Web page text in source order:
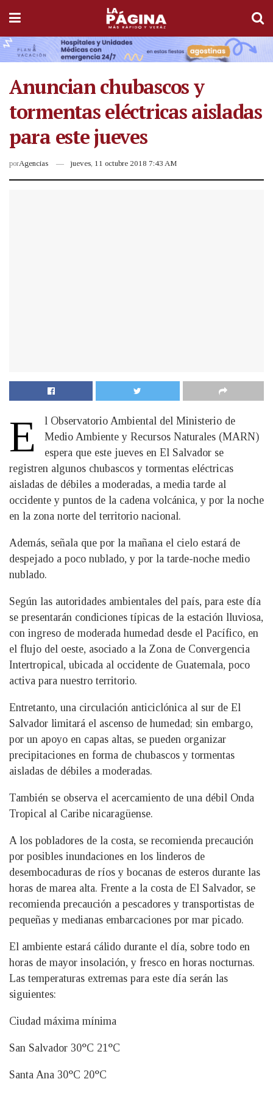
Anuncian chubascos y
tormentas eléctricas aisladas
para este jueves
porAgencias jueves, 11 octubre 2018 7:43 AM
E
l Observatorio Ambiental del Ministerio de
Medio Ambiente y Recursos Naturales (MARN)
espera que este jueves en El Salvador se
registren algunos chubascos y tormentas eléctricas
aisladas de débiles a moderadas, a media tarde al
occidente y puntos de la cadena volcánica, y por la noche
en la zona norte del territorio nacional.
Además, señala que por la mañana el cielo estará de
despejado a poco nublado, y por la tarde-noche medio
nublado.
Según las autoridades ambientales del país, para este día
se presentarán condiciones típicas de la estación lluviosa,
con ingreso de moderada humedad desde el Pacífico, en
el flujo del oeste, asociado a la Zona de Convergencia
Intertropical, ubicada al occidente de Guatemala, poco
activa para nuestro territorio.
Entretanto, una circulación anticiclónica al sur de El
Salvador limitará el ascenso de humedad; sin embargo,
por un apoyo en capas altas, se pueden organizar
precipitaciones en forma de chubascos y tormentas
aisladas de débiles a moderadas.
También se observa el acercamiento de una débil Onda
Tropical al Caribe nicaragüense.
A los pobladores de la costa, se recomienda precaución
por posibles inundaciones en los linderos de
desembocaduras de ríos y bocanas de esteros durante las
horas de marea alta. Frente a la costa de El Salvador, se
recomienda precaución a pescadores y transportistas de
pequeñas y medianas embarcaciones por mar picado.
El ambiente estará cálido durante el día, sobre todo en
horas de mayor insolación, y fresco en horas nocturnas.
Las temperaturas extremas para este día serán las
siguientes:
Ciudad máxima mínima
San Salvador 30°C 21°C
Santa Ana 30°C 20°C